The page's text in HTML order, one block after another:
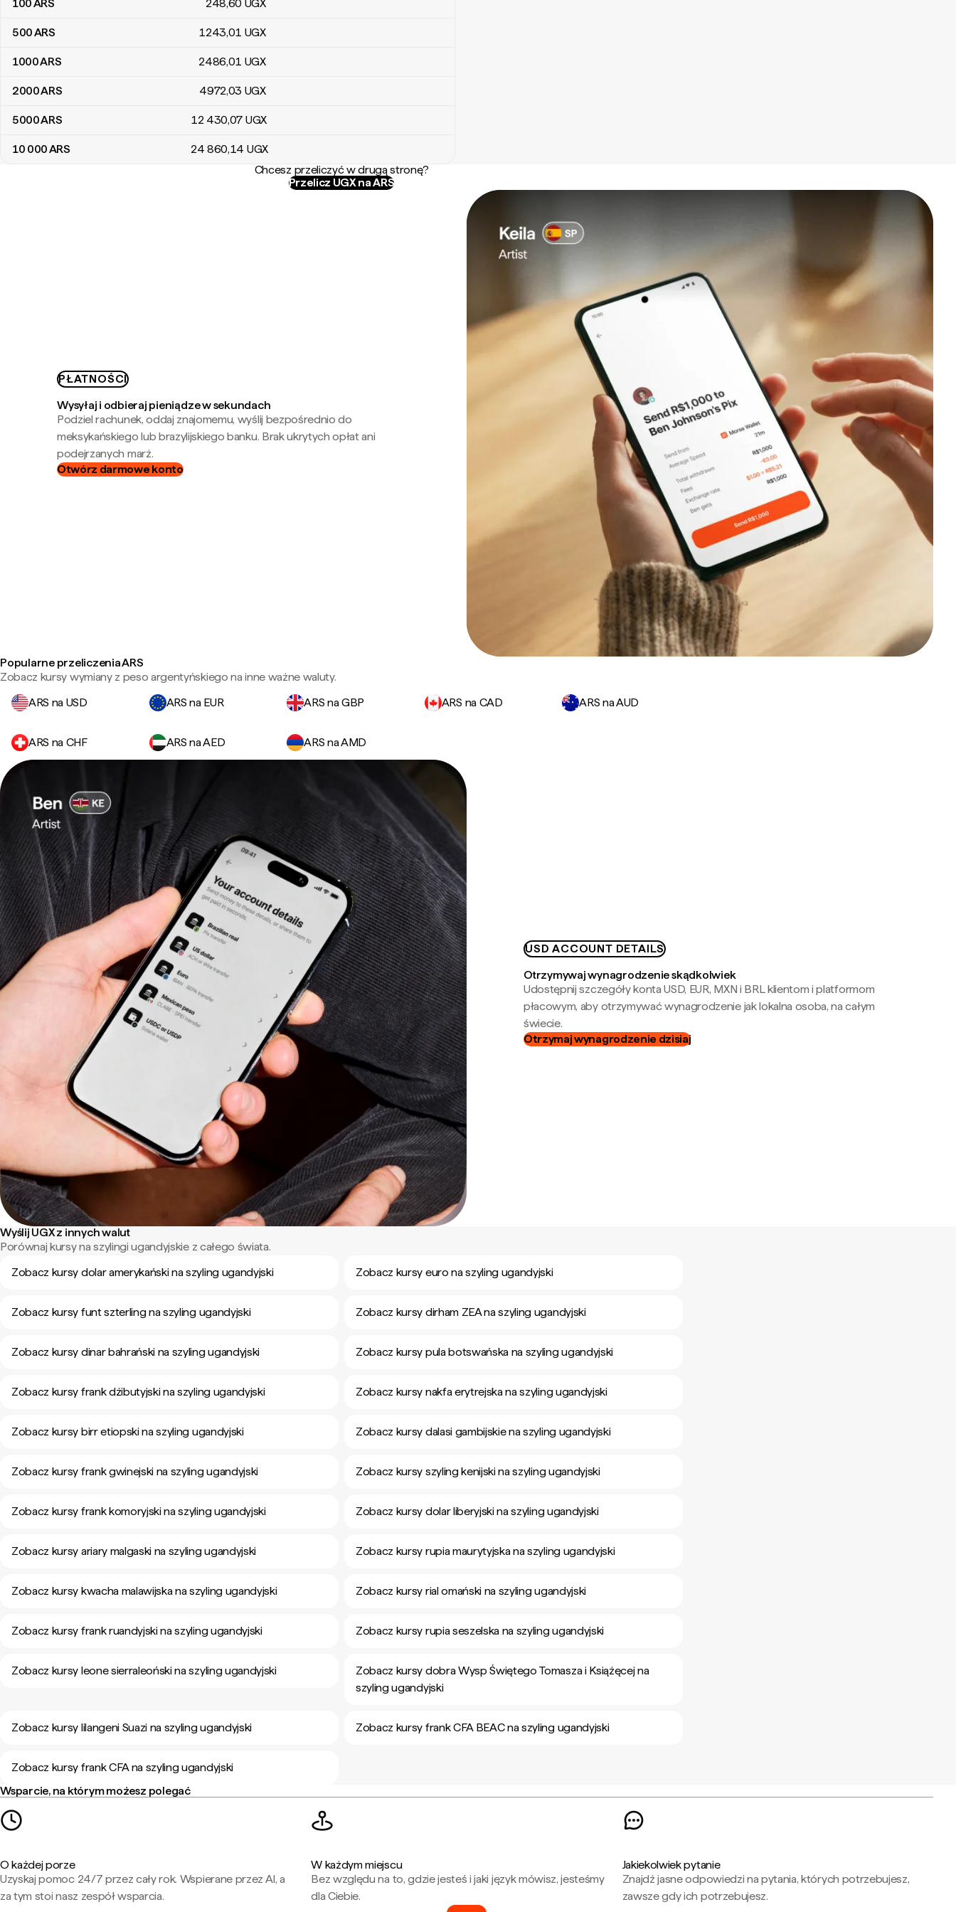
100ARS 248,60 UGX
500ARS 1243,01 UGX
1000ARS 2486,01 UGX
2000ARS 4972,03 UGX
5000ARS 12 430,07 UGX
10 000ARS 24 860,14 UGX
Chcesz przeliczyć w drugą stronę?
Przelicz UGX na ARS
PŁATNOŚCI
Wysyłaj i odbieraj pieniądze w sekundach
Podziel rachunek, oddaj znajomemu, wyślij bezpośrednio do
meksykańskiego lub brazylijskiego banku. Brak ukrytych opłat ani
podejrzanych marż.
Otwórz darmowe konto
Popularne przeliczenia ARS
Zobacz kursy wymiany z peso argentyńskiego na inne ważne waluty.
ARS na USD
ARS na EUR ARS na GBP ARS na CAD ARS na AUD
ARS na CHF ARS na AED ARS na AMD
USD ACCOUNT DETAILS
Otrzymywaj wynagrodzenie skądkolwiek
Udostępnij szczegóły konta USD, EUR, MXN i BRL klientom i platformom
płacowym, aby otrzymywać wynagrodzenie jak lokalna osoba, na całym
świecie.
Otrzymaj wynagrodzenie dzisiaj
Wyślij UGX z innych walut
Porównaj kursy na szylingi ugandyjskie z całego świata.
Zobacz kursy dolar amerykański na szyling ugandyjski
Zobacz kursy euro na szyling ugandyjski
Zobacz kursy funt szterling na szyling ugandyjski Zobacz kursy dirham ZEA na szyling ugandyjski
Zobacz kursy dinar bahrański na szyling ugandyjski Zobacz kursy pula botswańska na szyling ugandyjski
Zobacz kursy frank dżibutyjski na szyling ugandyjski Zobacz kursy nakfa erytrejska na szyling ugandyjski
Zobacz kursy birr etiopski na szyling ugandyjski Zobacz kursy dalasi gambijskie na szyling ugandyjski
Zobacz kursy frank gwinejski na szyling ugandyjski Zobacz kursy szyling kenijski na szyling ugandyjski
Zobacz kursy frank komoryjski na szyling ugandyjski Zobacz kursy dolar liberyjski na szyling ugandyjski
Zobacz kursy ariary malgaski na szyling ugandyjski Zobacz kursy rupia maurytyjska na szyling ugandyjski
Zobacz kursy kwacha malawijska na szyling ugandyjski Zobacz kursy rial omański na szyling ugandyjski
Zobacz kursy frank ruandyjski na szyling ugandyjski Zobacz kursy rupia seszelska na szyling ugandyjski
Zobacz kursy leone sierraleoński na szyling ugandyjski
Zobacz kursy dobra Wysp Świętego Tomasza i Książęcej na
szyling ugandyjski
Zobacz kursy lilangeni Suazi na szyling ugandyjski Zobacz kursy frank CFA BEAC na szyling ugandyjski
Zobacz kursy frank CFA na szyling ugandyjski
Wsparcie, na którym możesz polegać
O każdej porze
Uzyskaj pomoc 24/7 przez cały rok. Wspierane przez AI, a
za tym stoi nasz zespół wsparcia.
W każdym miejscu
Bez względu na to, gdzie jesteś i jaki język mówisz, jesteśmy
dla Ciebie.
Jakiekolwiek pytanie
Znajdź jasne odpowiedzi na pytania, których potrzebujesz,
zawsze gdy ich potrzebujesz.